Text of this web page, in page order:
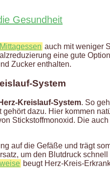
Gesundheit
Mittagessen auch mit weniger
eine gute
Zucker enthalten.
System
Kreislauf-System. So
dazu. Hier kommen
Stickstoffmonoxid. Die
auf die Gefäße und trägt
um den Blutdruck
beugt Herz-Kreis-